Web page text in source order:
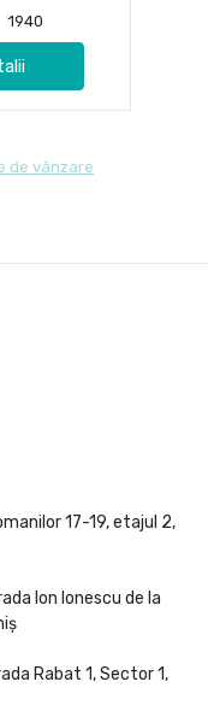
1940
de vânzare
17-19, etajul 2,
Ion Ionescu de la
Rabat 1, Sector 1,